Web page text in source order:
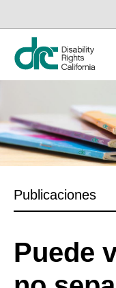
al
contenido
principal
Publicaciones
Puede